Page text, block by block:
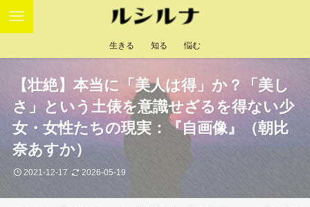
生きる 知る 悩む
【壮絶】本当に「美人は得」か？「美し
さ」という土俵を意識せざるを得ない少
女・女性たちの現実：『自画像』（朝比
奈あすか）
2021-12-17 2026-05-19